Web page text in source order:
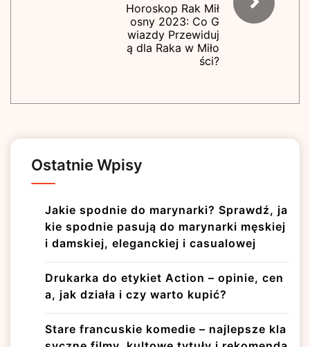
Horoskop Rak Mił
osny 2023: Co G
wiazdy Przewiduj
ą dla Raka w Miło
ści?
Ostatnie Wpisy
Jakie spodnie do marynarki? Sprawdź, ja
kie spodnie pasują do marynarki męskiej
i damskiej, eleganckiej i casualowej
Drukarka do etykiet Action – opinie, cen
a, jak działa i czy warto kupić?
Stare francuskie komedie – najlepsze kla